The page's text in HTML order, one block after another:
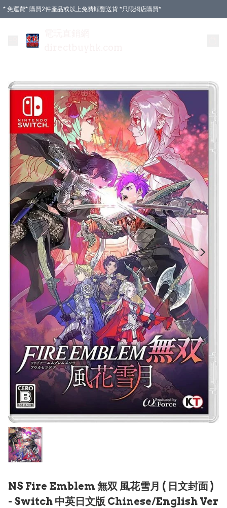
* 免運費* 購買2件產品或以上免費順豐送貨 *只限網店購買*
NS Fire Emblem 無双 風花雪月 ( 日文封面 )
- Switch 中英日文版 Chinese/English Ver